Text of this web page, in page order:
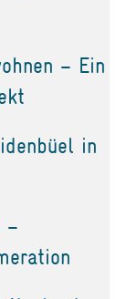
– Ein
in
–